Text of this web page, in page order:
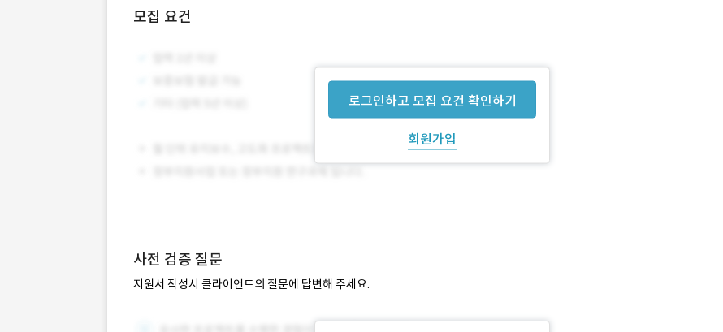
모집 요건
로그인하고 모집 요건 확인하기
회원가입
사전 검증 질문
지원서 작성시 클라이언트의 질문에 답변해 주세요.